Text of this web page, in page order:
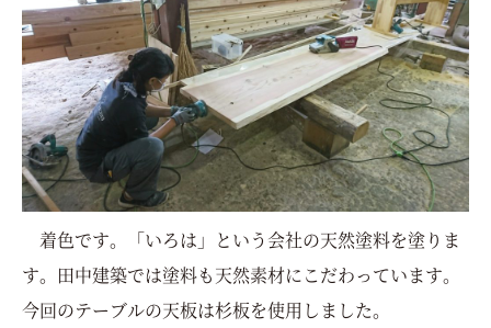
着色です。「いろは」という会社の天然塗料を塗りま
す。田中建築では塗料も天然素材にこだわっています。
今回のテーブルの天板は杉板を使用しました。